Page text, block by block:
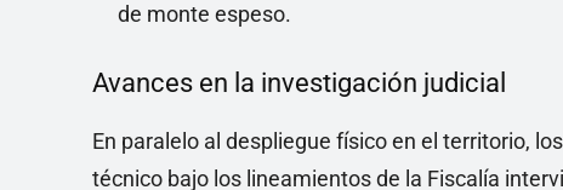
de monte espeso.
Avances en la investigación judicial
En paralelo al despliegue físico en el territorio,
técnico bajo los lineamientos de la Fiscalía